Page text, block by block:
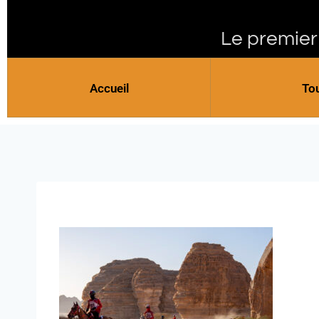
Le
Accueil